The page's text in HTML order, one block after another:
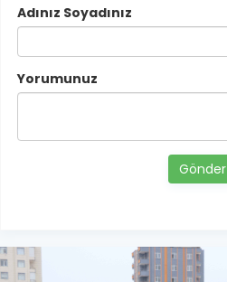
Adınız Soyadınız
Yorumunuz
Gönder